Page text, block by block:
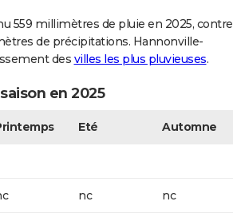
559 millimètres de pluie en 2025, contre
de précipitations. Hannonville-
des villes les plus pluvieuses.
en 2025
Eté Automne
nc nc